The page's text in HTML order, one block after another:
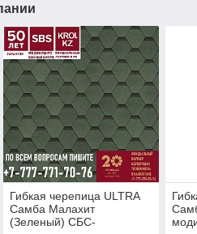
Гибкая черепица ULTRA
Самба Малахит
(Зеленый) СБС-